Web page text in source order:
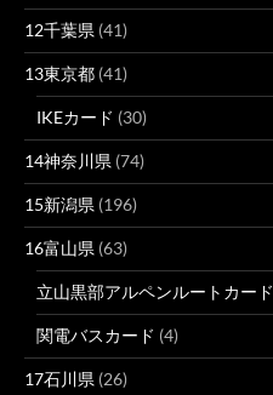
12千葉県 (41)
13東京都 (41)
IKEカード (30)
14神奈川県 (74)
15新潟県 (196)
16富山県 (63)
立山黒部アルペンルートカード
関電バスカード (4)
17石川県 (26)